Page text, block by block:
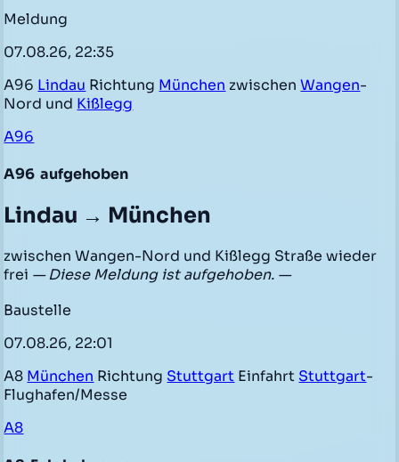
Meldung
07.08.26, 22:35
A96 Lindau Richtung München zwischenWangen-
Nord und Kißlegg
A96
A96 aufgehoben
Lindau → München
zwischen Wangen-Nord und Kißlegg Straße wieder
frei — Diese Meldung ist aufgehoben. —
Baustelle
07.08.26, 22:01
A8 München Richtung Stuttgart Einfahrt Stuttgart-
Flughafen/Messe
A8